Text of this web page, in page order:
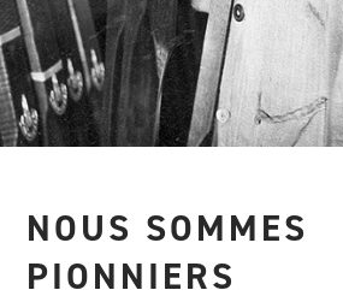
NOUS SOMMES
PIONNIERS